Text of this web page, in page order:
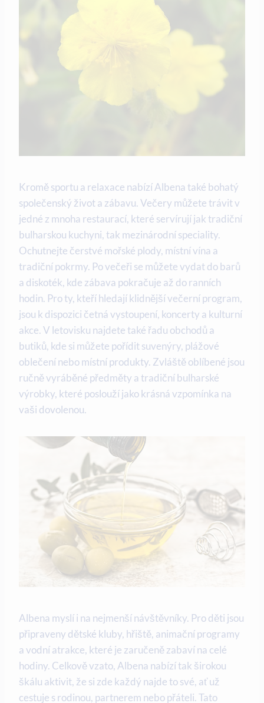
Kromě sportu a relaxace nabízí Albena také bohatý
společenský život a zábavu. Večery můžete trávit v
jedné z mnoha restaurací, které servírují jak tradiční
bulharskou kuchyni, tak mezinárodní speciality.
Ochutnejte čerstvé mořské plody, místní vína a
tradiční pokrmy. Po večeři se můžete vydat do barů
a diskoték, kde zábava pokračuje až do ranních
hodin. Pro ty, kteří hledají klidnější večerní program,
jsou k dispozici četná vystoupení, koncerty a kulturní
akce. V letovisku najdete také řadu obchodů a
butiků, kde si můžete pořídit suvenýry, plážové
oblečení nebo místní produkty. Zvláště oblíbené jsou
ručně vyráběné předměty a tradiční bulharské
výrobky, které poslouží jako krásná vzpomínka na
vaši dovolenou.
Albena myslí i na nejmenší návštěvníky. Pro děti jsou
připraveny dětské kluby, hřiště, animační programy
a vodní atrakce, které je zaručeně zabaví na celé
hodiny. Celkově vzato, Albena nabízí tak širokou
škálu aktivit, že si zde každý najde to své, ať už
cestuje s rodinou, partnerem nebo přáteli. Tato